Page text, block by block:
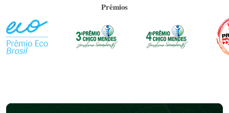
Prêmios